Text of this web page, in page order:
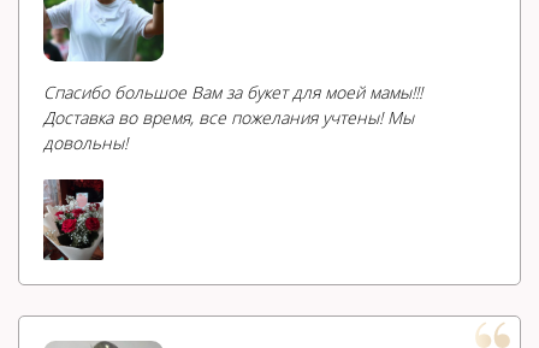
Спасибо большое Вам за букет для моей мамы!!!
Доставка во время, все пожелания учтены! Мы
довольны!